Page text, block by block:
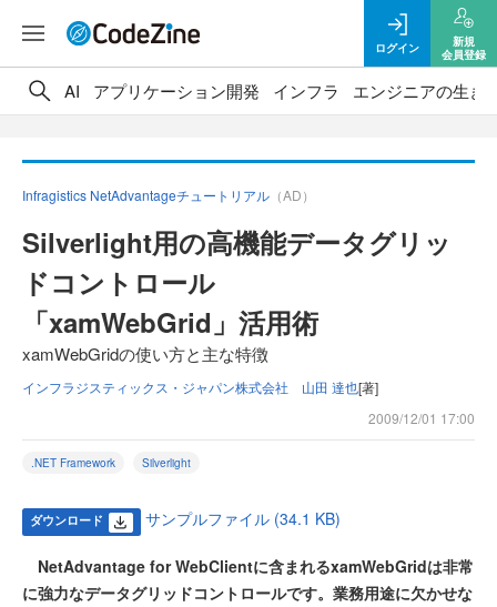
ログイン
新規
会員登録
AI アプリケーション開発 インフラ エンジニアの生き
Infragistics NetAdvantageチュートリアル （AD）
Silverlight用の高機能データグリッ
ドコントロール
「xamWebGrid」活用術
xamWebGridの使い方と主な特徴
インフラジスティックス・ジャパン株式会社 山田 達也[著]
2009/12/01 17:00
.NET Framework Silverlight
ダウンロード サンプルファイル (34.1 KB)
NetAdvantage for WebClientに含まれるxamWebGridは非常
に強力なデータグリッドコントロールです。業務用途に欠かせな